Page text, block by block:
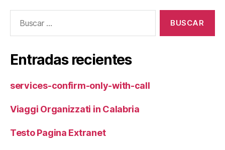
Entradas recientes
services-confirm-only-with-call
Viaggi Organizzati in Calabria
Testo Pagina Extranet